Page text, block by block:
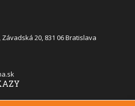
20, 831 06 Bratislava